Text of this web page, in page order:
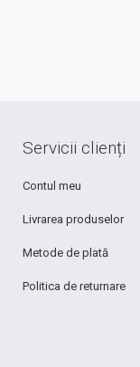
Servicii clienți
Contul meu
Livrarea produselor
Metode de plată
Politica de returnare